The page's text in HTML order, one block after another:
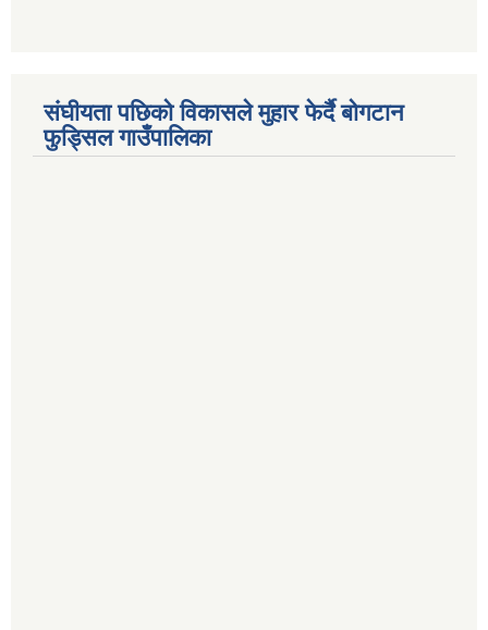
संघीयता पछिको विकासले मुहार फेर्दै बोगटान
फुड्सिल गाउँपालिका